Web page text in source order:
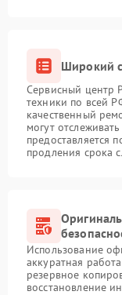
Широкий
Сервисный центр
техники по всей
качественный
могут
предоставляется
продления срока
Использование
аккуратная
резервное
восстановление